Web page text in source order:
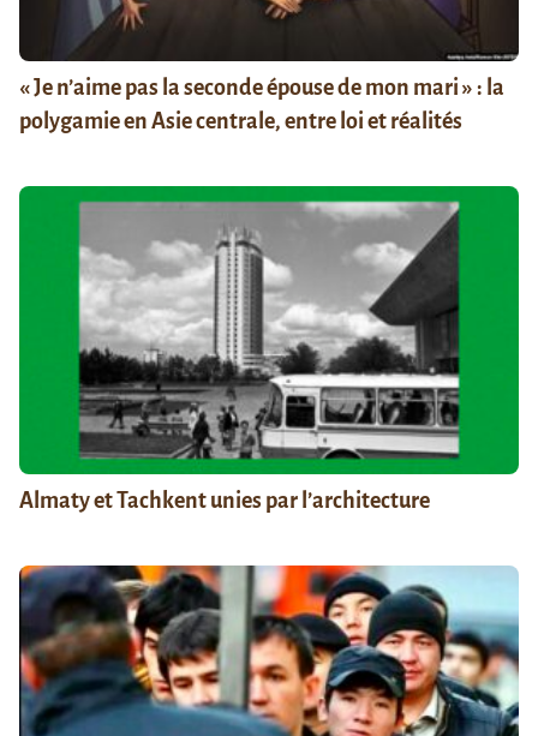
« Je n’aime pas la seconde épouse de mon mari » : la
polygamie en Asie centrale, entre loi et réalités
Almaty et Tachkent unies par l’architecture